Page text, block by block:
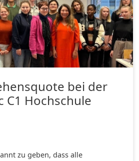
bei der
C1 Hochschule
zu geben, dass alle